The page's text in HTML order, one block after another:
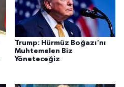
Trump: Hürmüz Boğazı'nı
Muhtemelen Biz
Yöneteceğiz